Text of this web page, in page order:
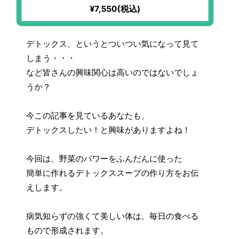
¥7,550(税込)
デトックス、というとついつい気になって見て
しまう・・・
など皆さんの興味関心は高いのではないでしょ
うか？
今この記事を見ているあなたも、
デトックスしたい！と興味がありますよね！
今回は、野菜のパワーをふんだんに使った
簡単に作れるデトックススープの作り方をお伝
えします。
病気知らずの強くて美しい体は、毎日の食べる
もので形成されます。